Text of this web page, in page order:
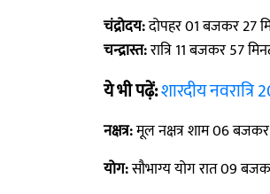
चंद्रोदय:दोपहर 01 बजकर 27
चन्द्रास्त:रात्रि 11 बजकर 57
ये भी पढ़ें:शारदीय
नक्षत्र:मूल नक्षत्र शाम 06 बजकर
योग:सौभाग्य योग रात 09